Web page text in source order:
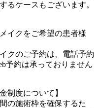
るケースもございます。
イクをご希望の患者様
クのご予約は、電話予約
予約は承っておりません
制度について】
の施術枠を確保するた